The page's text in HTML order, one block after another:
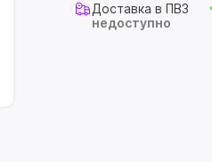
Доставка в ПВЗ
недоступно